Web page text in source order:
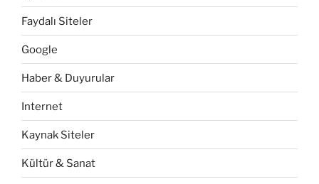
Faydalı Siteler
Google
Haber & Duyurular
Internet
Kaynak Siteler
Kültür & Sanat